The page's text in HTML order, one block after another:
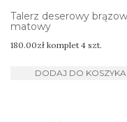
Talerz deserowy
matowy
180.00zł komplet 4 szt.
DODAJ DO KOSZYKA